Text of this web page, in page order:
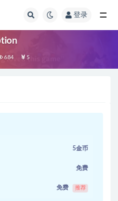
登录
684 5
5金币
免费
免费 推荐